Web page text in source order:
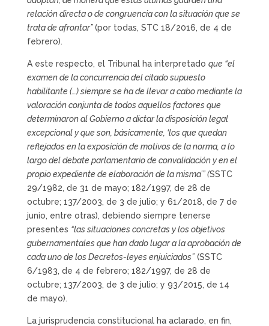
relación directa o de congruencia con la situación que se
trata de afrontar”(por todas, STC 18/2016, de 4 de
febrero).
A este respecto, el Tribunal ha interpretado que “el
examen de la concurrencia del citado supuesto
habilitante (…) siempre se ha de llevar a cabo mediante la
valoración conjunta de todos aquellos factores que
determinaron al Gobierno a dictar la disposición legal
excepcional y que son, básicamente, ‘los que quedan
reflejados en la exposición de motivos de la norma, a lo
largo del debate parlamentario de convalidación y en el
propio expediente de elaboración de la misma’” (SSTC
29/1982, de 31 de mayo; 182/1997, de 28 de
octubre; 137/2003, de 3 de julio; y 61/2018, de 7 de
junio, entre otras), debiendo siempre tenerse
presentes “las situaciones concretas y los objetivos
gubernamentales que han dado lugar a la aprobación de
cada uno de los Decretos-leyes enjuiciados”(SSTC
6/1983, de 4 de febrero; 182/1997, de 28 de
octubre; 137/2003, de 3 de julio; y 93/2015, de 14
de mayo).
La jurisprudencia constitucional ha aclarado, en fin,